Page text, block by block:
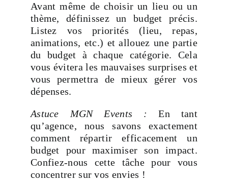
Avant même de choisir un lieu ou un
thème, définissez un budget précis.
Listez vos priorités (lieu, repas,
animations, etc.) et allouez une partie
du budget à chaque catégorie. Cela
vous évitera les mauvaises surprises et
vous permettra de mieux gérer vos
dépenses.
Astuce MGN Events :
En tant
qu’agence, nous savons exactement
comment répartir efficacement un
budget pour maximiser son impact.
Confiez-nous cette tâche pour vous
concentrer sur vos envies !